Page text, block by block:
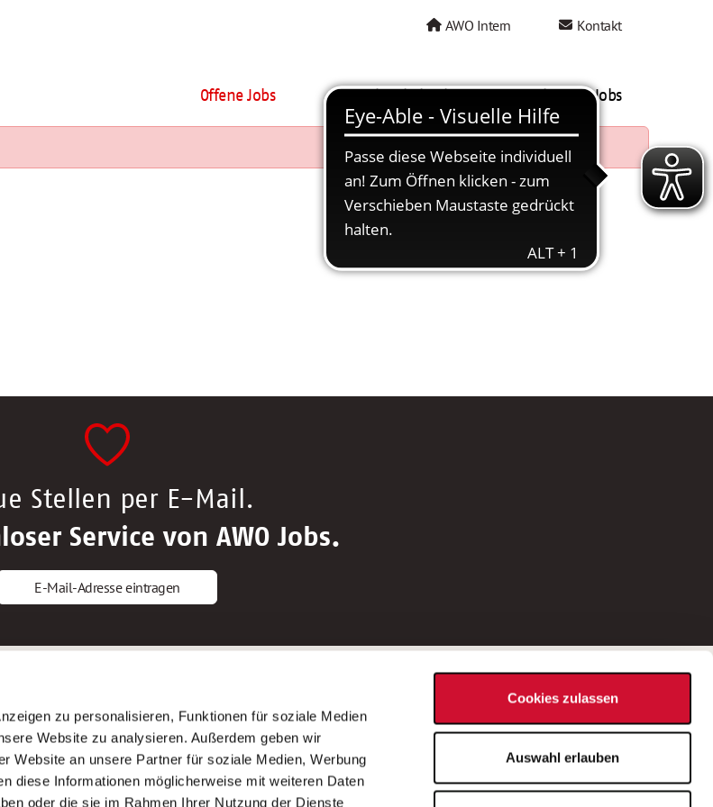
zu personalisieren, Funktionen für soziale Medien
Website zu analysieren. Außerdem geben wir
Website an unsere Partner für soziale Medien, Werbung
diese Informationen möglicherweise mit weiteren Daten
oder die sie im Rahmen Ihrer Nutzung der Dienste
Cookies zulassen
Auswahl erlauben
AWO Intern Kontakt
Offene Jobs AWO als Arbeitgeber Mein AWO Jobs
Stellen per E-Mail.
Service von AWO Jobs.
E-Mail-Adresse eintragen
AWO Gliederungen nach Bundesland
Stellenangebote nach Bundesländern
Sitemap
Impressum
Datenschutz
Bei Fragen zu einer Stellenausschreibung
wenden Sie sich bitte an die*den in der
Stellenausschreibung genannte*n